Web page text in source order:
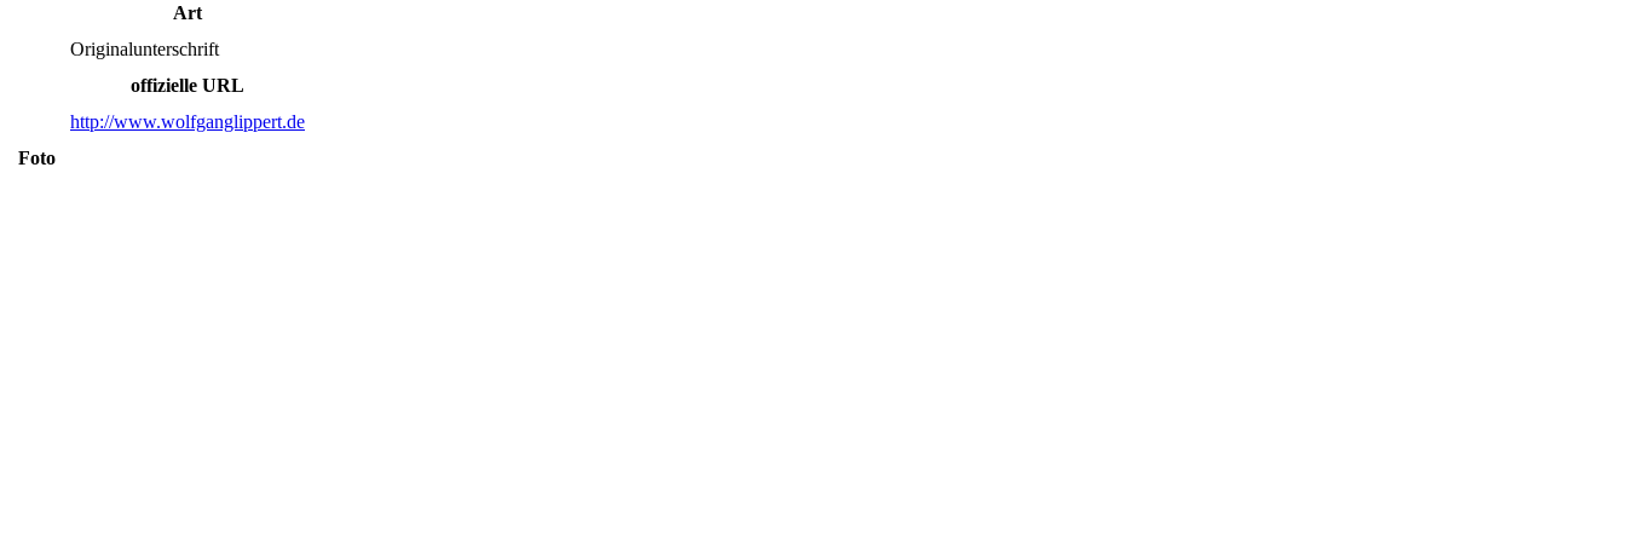
Art
Originalunterschrift
offizielle URL
http://www.wolfganglippert.de
Foto